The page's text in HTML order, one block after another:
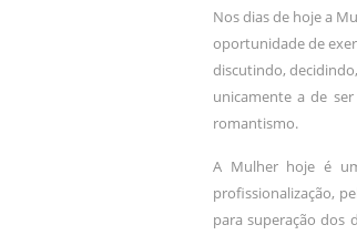
Nos dias de hoje a
oportunidade de
discutindo,
unicamente a de
romantismo.
A Mulher hoje é
profissionalização,
para superação dos